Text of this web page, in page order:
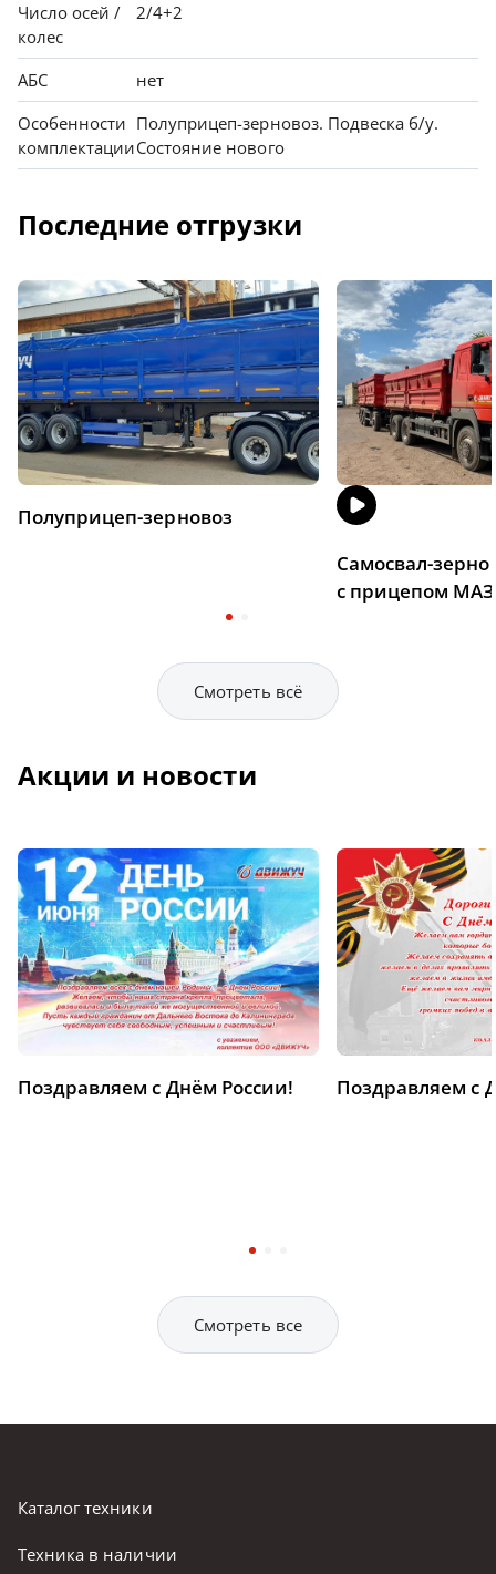
Число осей /
колес
2/4+2
АБС
нет
Особенности
комплектации
Полуприцеп-зерновоз. Подвеска б/у.
Состояние нового
Последние отгрузки
Полуприцеп-зерновоз
Самосвал-
с прицепом
Смотреть всё
Акции и новости
Поздравляем с Днём России! Поздравляем с
Смотреть все
Каталог техники
Техника в наличии